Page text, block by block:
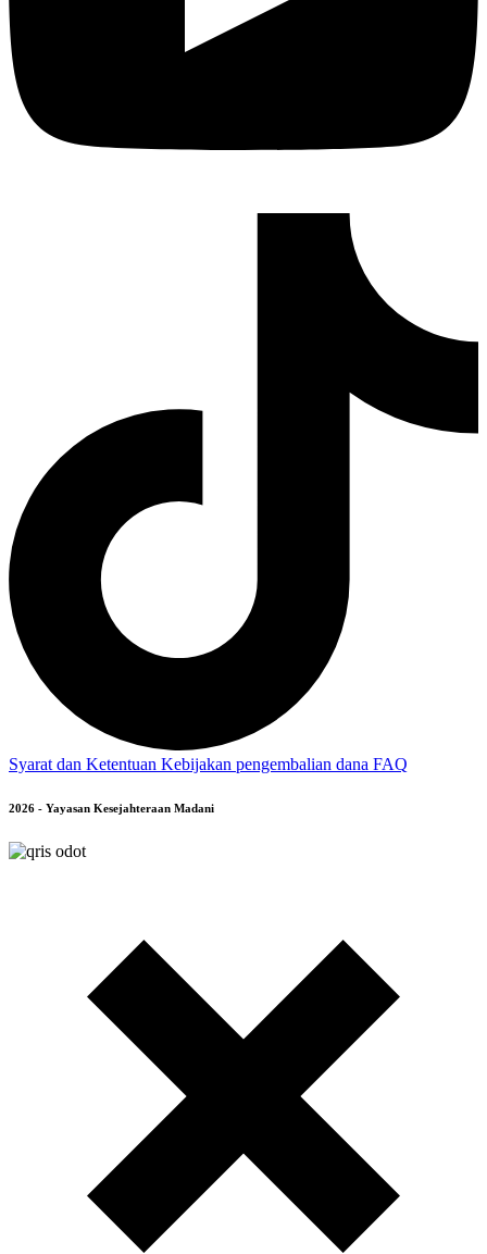
Syarat dan Ketentuan Kebijakan pengembalian dana FAQ
2026 - Yayasan Kesejahteraan Madani